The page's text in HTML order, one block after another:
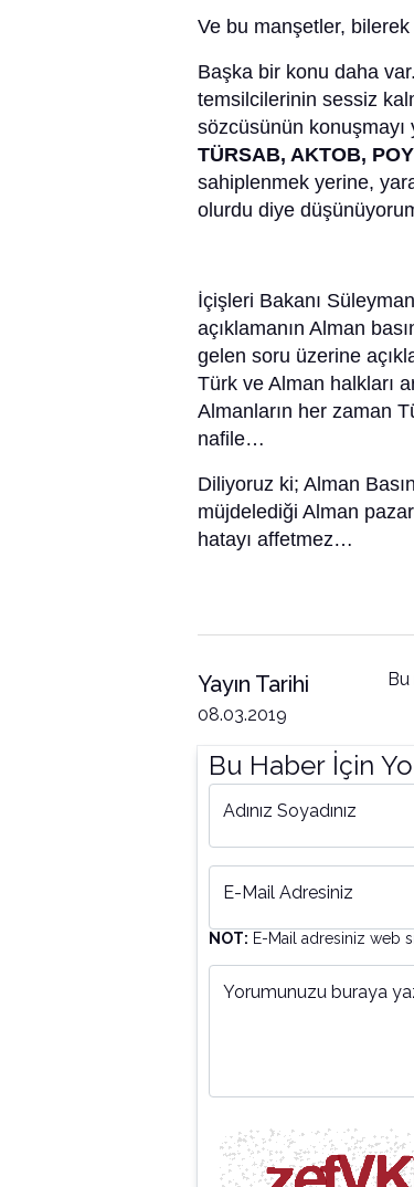
Ve bu manşetler, bilerek
Başka bir konu daha
temsilcilerinin sessiz
sözcüsünün
TÜRSAB, AKTOB,
sahiplenmek yerine,
olurdu diye
İçişleri Bakanı
açıklamanın Alman
gelen soru üzerine
Türk ve Alman halkları
Almanların her zaman
nafile…
Diliyoruz ki; Alman
müjdelediği Alman
hatayı affetmez…
Yayın Tarihi
08.03.2019
Bu Haber İçin
Adınız Soyadınız
E-Mail Adresiniz
NOT: E-Mail adresiniz web
Yorumunuzu buraya